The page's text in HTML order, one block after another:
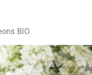
BIO
Gemmo &